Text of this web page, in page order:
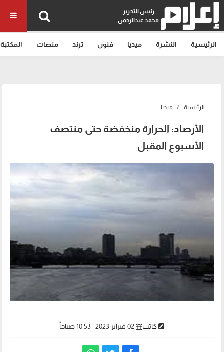
رئيس التحرير
محمد عبدالرحمن
الرئيسية النشرة ميديا فنون ترند منصات المكتبة
الرئيسية ميديا
الأرصاد: الحرارة منخفضة حتى منتصف
الأسبوع المقبل
كاتب